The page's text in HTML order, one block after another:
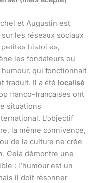
et Augustin est
les réseaux sociaux
histoires,
les fondateurs ou
qui fonctionnait
traduit. Il a été localisé
franco-françaises ont
situations
L’objectif
la même connivence,
de la culture ne crée
Cela démontre une
: l’humour est un
il doit résonner